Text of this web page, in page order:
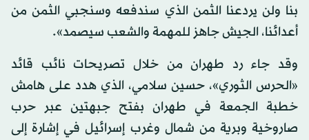
بنا ولن يردعنا الثمن الذي سندفعه وسنجبي الثمن من
أعدائنا، الجيش جاهز للمهمة والشعب سيصمد».
وقد جاء رد طهران من خلال تصريحات نائب قائد
«الحرس الثوري»، حسين سلامي، الذي هدد على هامش
خطبة الجمعة في طهران بفتح جبهتين عبر حرب
صاروخية وبرية من شمال وغرب إسرائيل في إشارة إلى